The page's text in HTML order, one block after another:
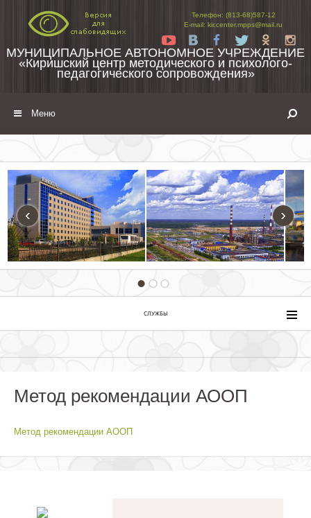
Телефон: (813-68)587-12
E-mail: kir.center.mpps@mail.ru
Yt
Tw
МУНИЦИПАЛЬНОЕ АВТОНОМНОЕ УЧРЕЖДЕНИЕ
«Киришский центр методического и психолого-
педагогического сопровождения»
Меню
‹ ›
СЛУЖБЫ
Метод рекомендации АООП
Метод рекомендации АООП